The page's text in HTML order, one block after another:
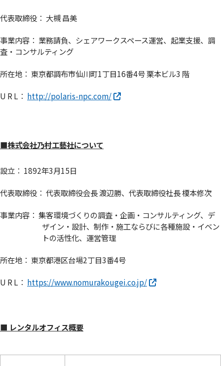
代表取締役： 大槻 昌美
事業内容： 業務請負、シェアワークスペース運営、起業支援、調
査・コンサルティング
所在地： 東京都調布市仙川町1丁目16番4号 栗本ビル3 階
U R L： http://polaris-npc.com/
■株式会社乃村工藝社について
設立： 1892年3月15日
代表取締役： 代表取締役会長 渡辺勝、代表取締役社長 榎本修次
事業内容： 集客環境づくりの調査・企画・コンサルティング、デ
ザイン・設計、制作・施工ならびに各種施設・イベン
トの活性化、運営管理
所在地： 東京都港区台場2丁目3番4号
U R L： https://www.nomurakougei.co.jp/
■ レンタルオフィス概要